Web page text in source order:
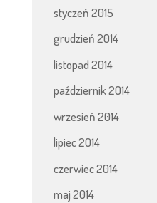
styczeń 2015
grudzień 2014
listopad 2014
październik 2014
wrzesień 2014
lipiec 2014
czerwiec 2014
maj 2014